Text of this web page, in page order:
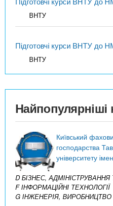
ВНТУ
Підготовчі курси ВНТУ до
ВНТУ
Найпопулярніші
Київський
господарства
університету
D БІЗНЕС,
F ІНФОРМАЦІЙНІ ТЕХНОЛОГІЇ
G ІНЖЕНЕРІЯ,